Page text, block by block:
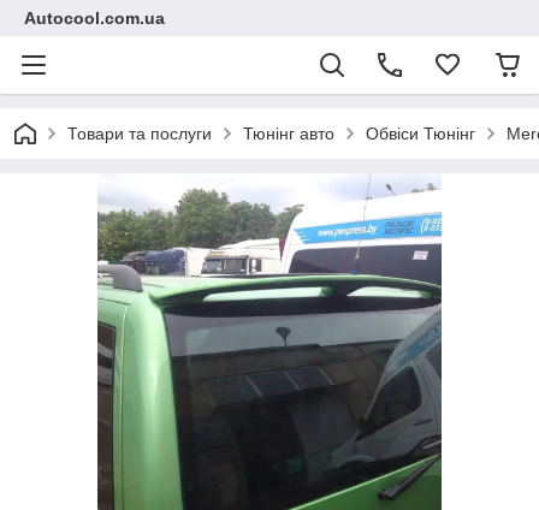
Autocool.com.ua
Товари та послуги Тюнінг авто Обвіси Тюнінг